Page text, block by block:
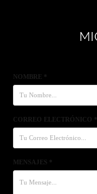
NOMBRE *
CORREO ELECTRÓNICO *
MENSAJES *